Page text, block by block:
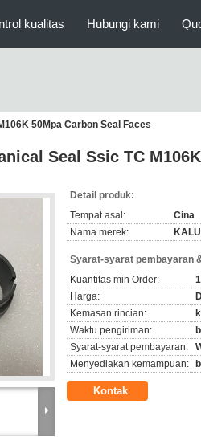
kualitas Hubungi kami
50Mpa Carbon Seal Faces
Seal Ssic TC
Detail produk:
Tempat asal:
Cina
Nama merek:
KALU
Syarat-syarat pembayaran
Kuantitas min Order:
Harga:
Kemasan rincian:
Waktu pengiriman:
Syarat-syarat pembayaran:
Menyediakan kemampuan:
Kontak